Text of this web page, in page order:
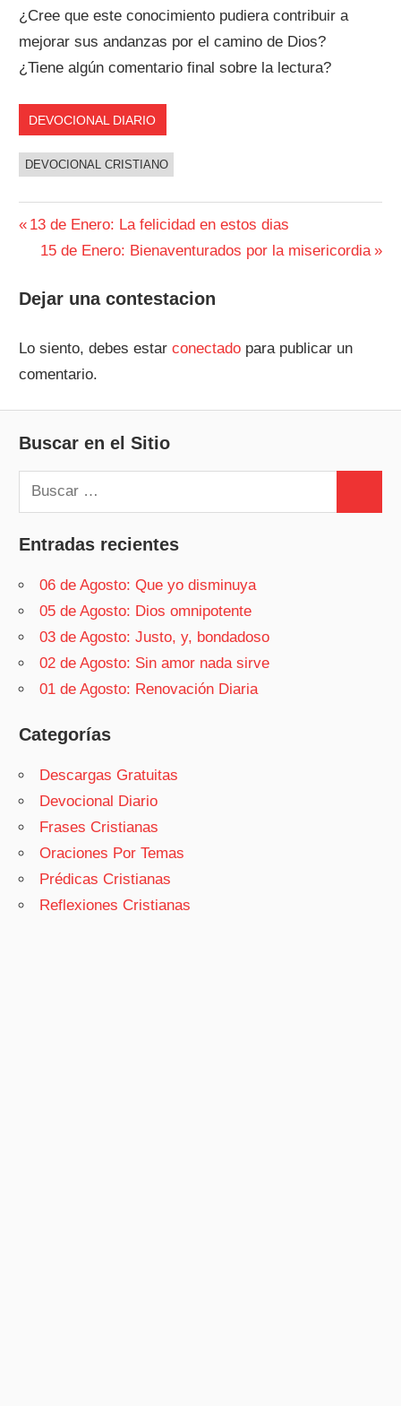
¿Cree que este conocimiento pudiera contribuir a
mejorar sus andanzas por el camino de Dios?
¿Tiene algún comentario final sobre la lectura?
DEVOCIONAL DIARIO
DEVOCIONAL CRISTIANO
Navegación
de
entradas
Entrada
anterior:
13 de Enero: La felicidad en estos dias
Siguiente
15 de Enero: Bienaventurados por la misericordia
Dejar una contestacion
Lo siento, debes estarconectado para publicar un
comentario.
Buscar en el Sitio
Buscar:
Entradas recientes
06 de Agosto: Que yo disminuya
05 de Agosto: Dios omnipotente
03 de Agosto: Justo, y, bondadoso
02 de Agosto: Sin amor nada sirve
01 de Agosto: Renovación Diaria
Categorías
Descargas Gratuitas
Devocional Diario
Frases Cristianas
Oraciones Por Temas
Prédicas Cristianas
Reflexiones Cristianas